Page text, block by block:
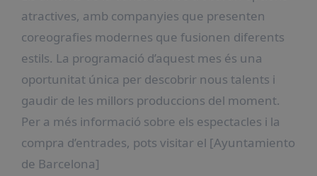
atractives, amb companyies que presenten
coreografies modernes que fusionen diferents
estils. La programació d’aquest mes és una
oportunitat única per descobrir nous talents i
gaudir de les millors produccions del moment.
Per a més informació sobre els espectacles i la
compra d’entrades, pots visitar el [Ayuntamiento
de Barcelona]